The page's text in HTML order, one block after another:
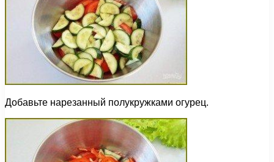
Добавьте нарезанный полукружками огурец.